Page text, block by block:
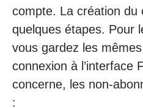
compte. La création du
quelques étapes. Pour
vous gardez les
connexion à l’interface
concerne, les non-
: